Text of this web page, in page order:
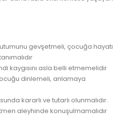
gevşetmeli, çocuğa hayatı
kaygısını asla belli etmemelidir
dinlemeli, anlamaya
kararlı ve tutarlı olunmalıdır.
aleyhinde konuşulmamalıdır